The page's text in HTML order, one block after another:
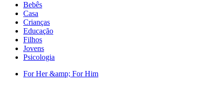
Bebês
Casa
Crianças
Educação
Filhos
Jovens
Psicologia
For Her &amp; For Him